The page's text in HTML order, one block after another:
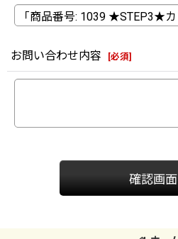
お問い合わせ内容 [必須]
確認画